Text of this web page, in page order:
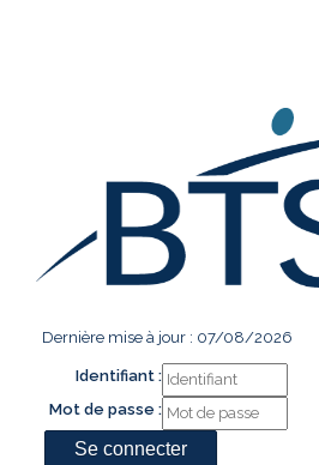
Dernière mise à jour : 07/08/2026
Identifiant :
Mot de passe :